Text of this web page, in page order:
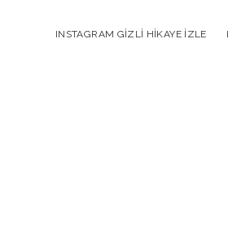
INSTAGRAM GIZLI HIKAYE İZLE